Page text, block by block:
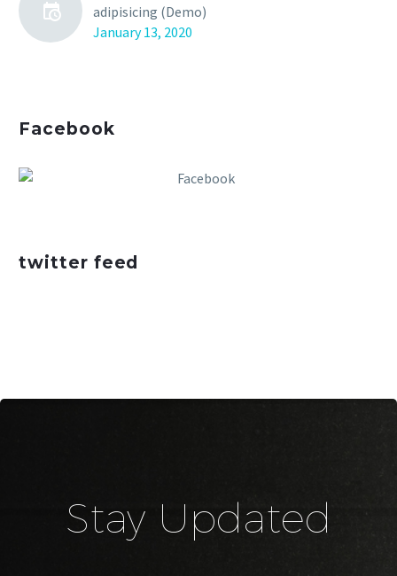
adipisicing (Demo)
January 13, 2020
Facebook
twitter feed
Stay Updated